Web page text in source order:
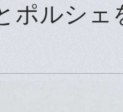
ポルシ